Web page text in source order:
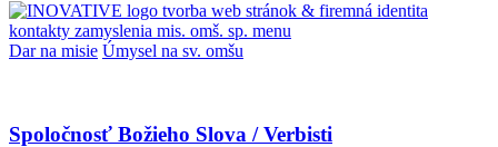
tvorba web stránok & firemná identita
kontakty zamyslenia mis. omš. sp. menu
Dar na misie Úmysel na sv. omšu
Spoločnosť Božieho Slova / Verbisti